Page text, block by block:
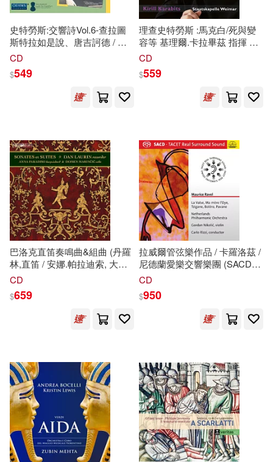
阿拉丁BOOK教育研發組(20)
吳慶芳(19)
國立歷史博物館編輯委員會(19)
彭緒洛(19) 杉本ふぁりな(19)
李毓佩(19) 楊照(19)
楊耕(19)
（美）威廉·福克納(19)
三雲譲(18) 吳建豪(18)
廣州奧飛文化傳播有限公司(18)
木崎ちあき(18) 田邊剛(18)
重慶出版社(146)
三采(145) EuroArts(143)
皇冠(141)
國立臺灣博物館(140)
木馬文化(139) 耕林(139)
中國少年兒童出版社(136)
臉譜(132) Supraphon(130)
上海外語教育出版社(127)
現代出版社(127)
史特勞斯:交響詩Vol.6-查拉圖
斯特拉如是說、唐吉訶德 / 韋
格爾(指揮), 法蘭克福歌劇及博
(CD)(Strauss:Tone Poems,
Vol. 6 - Also sprach
Zarathustra and Don Quixote /
Orchestra, Enders(cello))
CD
$549
理查史特勞斯 :馬克白/死與變
容等 基理爾.卡拉畢茲 指揮 威
瑪國家管弦樂團(Richard
Tod und Verkl?rung)
CD
$559
巴洛克直笛奏鳴曲&組曲 (丹羅
林,直笛 / 安娜.帕拉迪索, 大鍵
琴 / 多孟.馬林奇奇, 大提琴)
CD
$659
拉威爾管弦樂作品 / 卡羅洛茲 /
尼德蘭愛樂交響樂團 (SACD)
(Maurice Ravel - Orchestral
Netherlands Philharmonic
Orchestra Amsterdam
CD
$950